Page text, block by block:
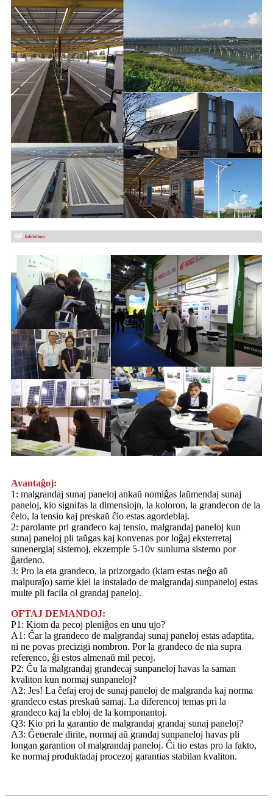
Avantaĝoj:
1: malgrandaj sunaj paneloj ankaŭ nomiĝas laŭmendaj sunaj
paneloj, kio signifas la dimensiojn, la koloron, la grandecon de la
ĉelo, la tensio kaj preskaŭ ĉio estas agordeblaj.
2: parolante pri grandeco kaj tensio, malgrandaj paneloj kun
sunaj paneloj pli taŭgas kaj konvenas por loĝaj eksterretaj
sunenergiaj sistemoj, ekzemple 5-10v sunluma sistemo por
ĝardeno.
3: Pro la eta grandeco, la prizorgado (kiam estas neĝo aŭ
malpuraĵo) same kiel la instalado de malgrandaj sunpaneloj estas
multe pli facila ol grandaj paneloj.
OFTAJ DEMANDOJ:
P1: Kiom da pecoj pleniĝos en unu ujo?
A1: Ĉar la grandeco de malgrandaj sunaj paneloj estas adaptita,
ni ne povas precizigi nombron. Por la grandeco de nia supra
referenco, ĝi estos almenaŭ mil pecoj.
P2: Ĉu la malgrandaj grandecaj sunpaneloj havas la saman
kvaliton kun normaj sunpaneloj?
A2: Jes! La ĉefaj eroj de sunaj paneloj de malgranda kaj norma
grandeco estas preskaŭ samaj. La diferencoj temas pri la
grandeco kaj la ebloj de la komponantoj.
Q3: Kio pri la garantio de malgrandaj grandaj sunaj paneloj?
A3: Ĝenerale dirite, normaj aŭ grandaj sunpaneloj havas pli
longan garantion ol malgrandaj paneloj. Ĉi tio estas pro la fakto,
ke normaj produktadaj procezoj garantias stabilan kvaliton.